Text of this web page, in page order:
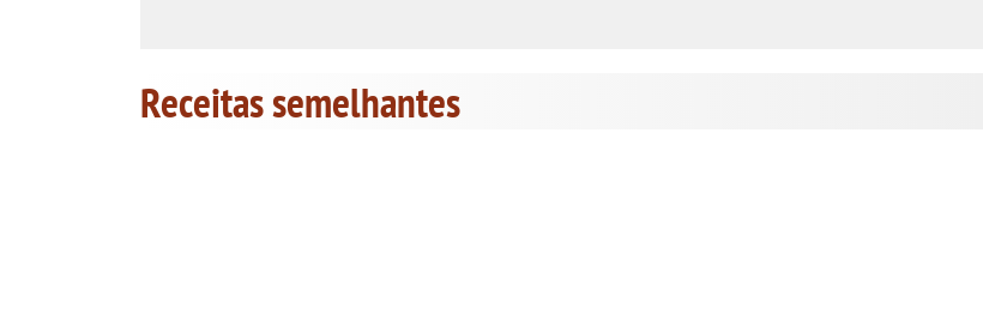
Receitas semelhantes